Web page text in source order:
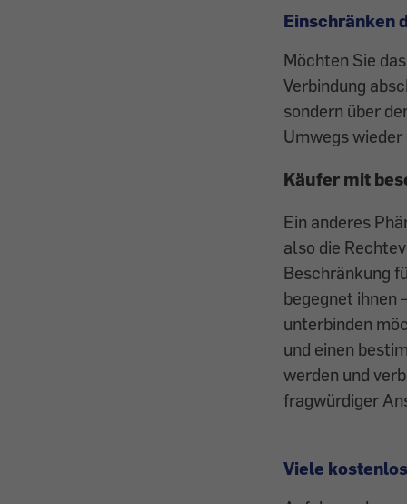
Einschränken
Möchten Sie
Verbindung
sondern über
Umwegs
Käufer mit
Ein anderes
also die
Beschränkung
begegnet ihnen
unterbinden
und einen
werden und
fragwürdiger
Viele